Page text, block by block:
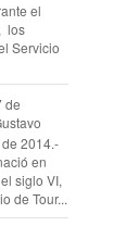
el
los
Servicio
de
2014.-
en
siglo VI,
de Tour...